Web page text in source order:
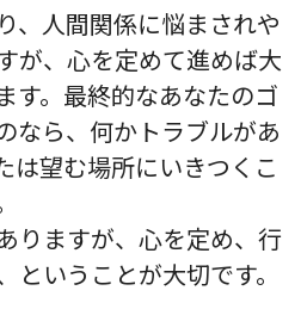
、人間関係に悩まされや
が、心を定めて進めば大
す。最終的なあなたのゴ
なら、何かトラブルがあ
は望む場所にいきつくこ
りますが、心を定め、行
ということが大切です。